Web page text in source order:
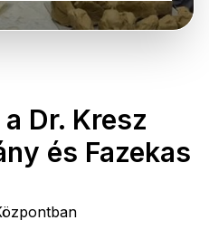
Dr. Kresz
és Fazekas